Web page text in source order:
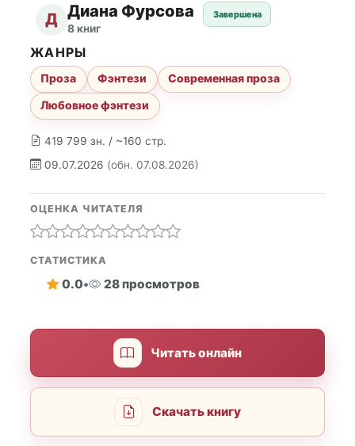
Д Диана Фурсова
8 книг
Завершена
419 799 зн. / ~160 стр.
09.07.2026 (обн. 07.08.2026)
ЖАНРЫ
Проза Фэнтези
Современная проза
Любовное фэнтези
ОЦЕНКА ЧИТАТЕЛЯ
СТАТИСТИКА
0.0• 28 просмотров
Читать онлайн
Скачать книгу